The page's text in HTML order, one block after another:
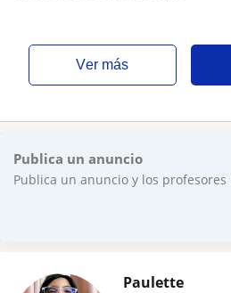
ver más
Publica un anuncio
Publica un anuncio y los
Paulette